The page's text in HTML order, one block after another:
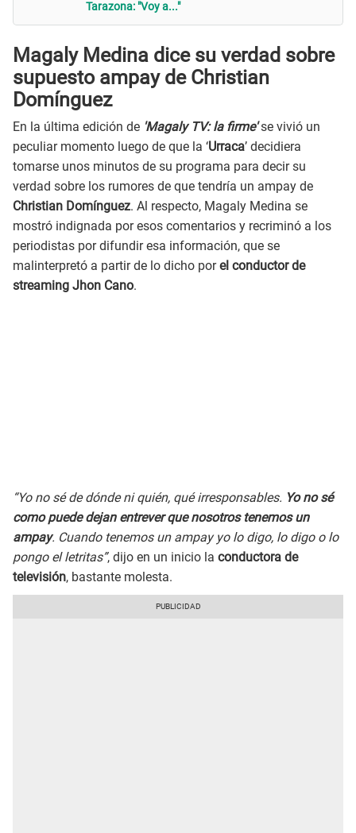
Tarazona: "Voy a..."
Magaly Medina dice su verdad sobre
supuesto ampay de Christian
Domínguez
En la última edición de 'Magaly TV: la firme'se vivió un
peculiar momento luego de que la ‘Urraca’ decidiera
tomarse unos minutos de su programa para decir su
verdad sobre los rumores de que tendría un ampay de
Christian Domínguez. Al respecto, Magaly Medina se
mostró indignada por esos comentarios y recriminó a los
periodistas por difundir esa información, que se
malinterpretó a partir de lo dicho porel conductor de
streaming Jhon Cano.
“Yo no sé de dónde ni quién, qué irresponsables. Yo no sé
como puede dejan entrever que nosotros tenemos un
ampay. Cuando tenemos un ampay yo lo digo, lo digo o lo
pongo el letritas”, dijo en un inicio la conductora de
televisión, bastante molesta.